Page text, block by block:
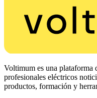
Voltimum es una plataforma
profesionales eléctricos
productos, formación y